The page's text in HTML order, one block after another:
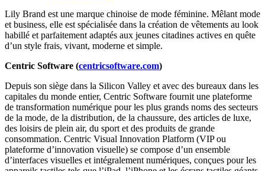
Lily Brand est une marque chinoise de mode féminine. Mêlant mode
et business, elle est spécialisée dans la création de vêtements au look
habillé et parfaitement adaptés aux jeunes citadines actives en quête
d’un style frais, vivant, moderne et simple.
Centric Software (centricsoftware.com)
Depuis son siège dans la Silicon Valley et avec des bureaux dans les
capitales du monde entier, Centric Software fournit une plateforme
de transformation numérique pour les plus grands noms des secteurs
de la mode, de la distribution, de la chaussure, des articles de luxe,
des loisirs de plein air, du sport et des produits de grande
consommation. Centric Visual Innovation Platform (VIP ou
plateforme d’innovation visuelle) se compose d’un ensemble
d’interfaces visuelles et intégralement numériques, conçues pour les